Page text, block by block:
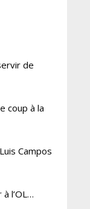
de
coup à la
Campos
l’OL…